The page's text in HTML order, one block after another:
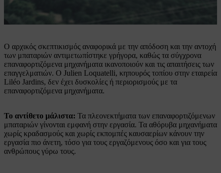
την επαγγελματική χρήση.
Ο αρχικός σκεπτικισμός αναφορικά με την απόδοση και την αντοχή
των μπαταριών αντιμετωπίστηκε γρήγορα, καθώς τα σύγχρονα
επαναφορτιζόμενα μηχανήματα ικανοποιούν και τις απαιτήσεις των
επαγγελματιών. Ο Julien Loquatelli, κηπουρός τοπίου στην εταιρεία
Liléo Jardins, δεν έχει δυσκολίες ή περιορισμούς με τα
επαναφορτιζόμενα μηχανήματα.
Το αντίθετο μάλιστα: Τα πλεονεκτήματα των επαναφορτιζόμενων
μπαταριών γίνονται εμφανή στην εργασία. Τα αθόρυβα μηχανήματα
χωρίς κραδασμούς και χωρίς εκπομπές καυσαερίων κάνουν την
εργασία πιο άνετη, τόσο για τους εργαζόμενους όσο και για τους
ανθρώπους γύρω τους.